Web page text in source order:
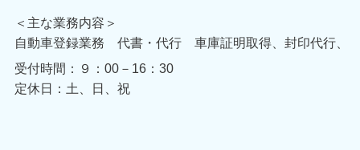
＜主な業務内容＞
自動車登録業務 代書・代行 車庫証明取得、封印代行、
受付時間：
９：00－16：30
定休日： 土、日、祝